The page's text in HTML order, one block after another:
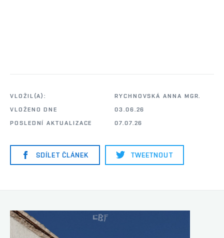
VLOŽIL(A):
RYCHNOVSKÁ ANNA MGR.
VLOŽENO DNE
03.06.26
POSLEDNÍ AKTUALIZACE
07.07.26
SDÍLET ČLÁNEK TWEETNOUT